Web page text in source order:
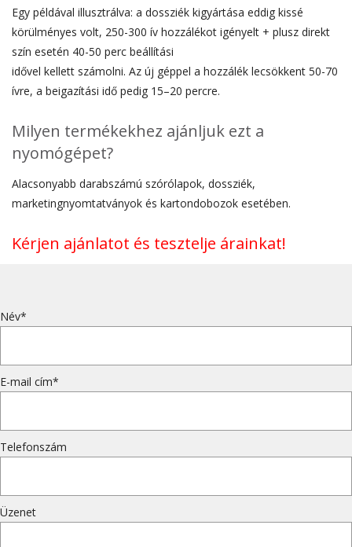
Egy példával illusztrálva: a dossziék kigyártása eddig kissé
körülményes volt, 250-300 ív hozzálékot igényelt + plusz direkt
szín esetén 40-50 perc beállítási
idővel kellett számolni. Az új géppel a hozzálék lecsökkent 50-70
ívre, a beigazítási idő pedig 15–20 percre.
Milyen termékekhez ajánljuk ezt a
nyomógépet?
Alacsonyabb darabszámú szórólapok, dossziék,
marketingnyomtatványok és kartondobozok esetében.
Kérjen ajánlatot és tesztelje árainkat!
Név*
E-mail cím*
Telefonszám
Üzenet